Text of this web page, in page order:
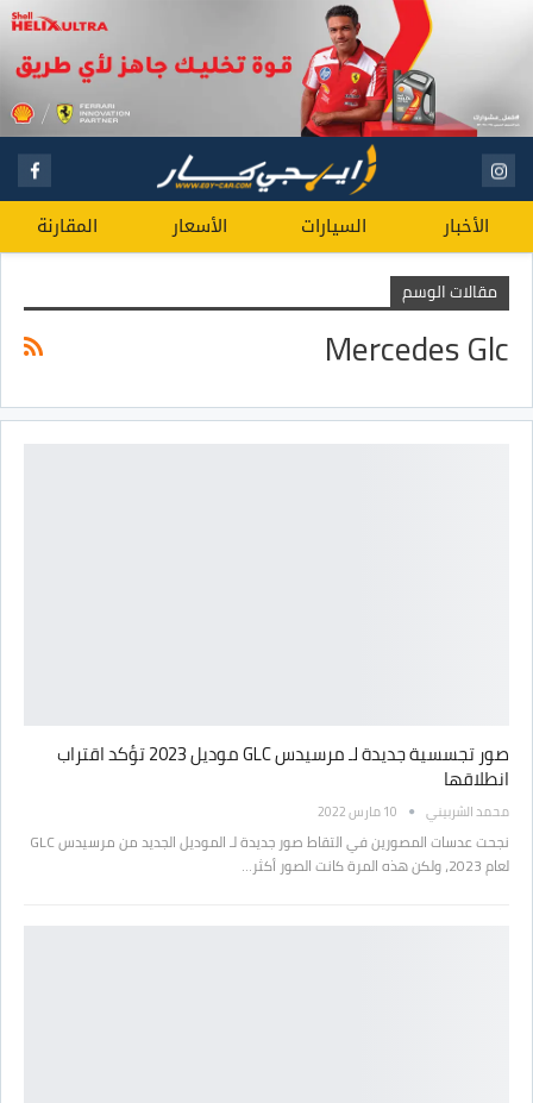
الأخبار السيارات الأسعار المقارنة
مقالات الوسم
Mercedes Glc
صور تجسسية جديدة لـ مرسيدس GLC موديل 2023 تؤكد اقتراب
انطلاقها
محمد الشربيني 10 مارس 2022
نجحت عدسات المصورين في التقاط صور جديدة لـ الموديل الجديد من مرسيدس GLC
لعام 2023، ولكن هذه المرة كانت الصور أكثر…